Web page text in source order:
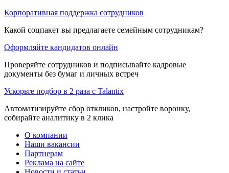
Корпоративная поддержка сотрудников
Какой соцпакет вы предлагаете семейным сотрудникам?
Оформляйте кандидатов онлайн
Проверяйте сотрудников и подписывайте кадровые
документы без бумаг и личных встреч
Ускорьте подбор в 2 раза с Talantix
Автоматизируйте сбор откликов, настройте воронку,
собирайте аналитику в 2 клика
О компании
Наши вакансии
Партнерам
Реклама на сайте